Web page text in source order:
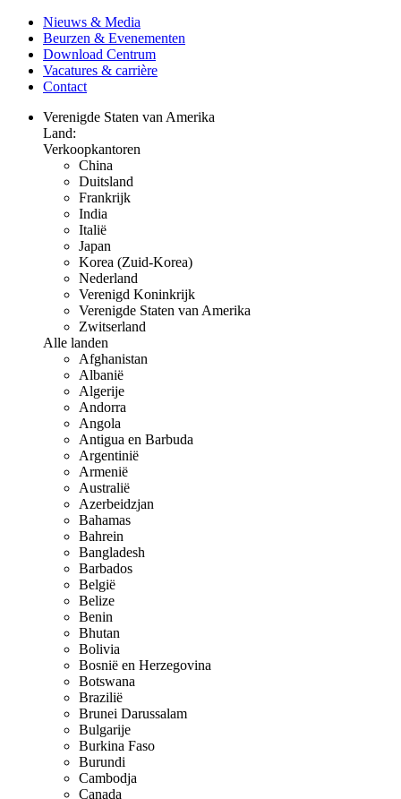
Nieuws & Media
Beurzen & Evenementen
Download Centrum
Vacatures & carrière
Contact
Verenigde Staten van Amerika
Land:
Verkoopkantoren
China
Duitsland
Frankrijk
India
Italië
Japan
Korea (Zuid-Korea)
Nederland
Verenigd Koninkrijk
Verenigde Staten van Amerika
Zwitserland
Alle landen
Afghanistan
Albanië
Algerije
Andorra
Angola
Antigua en Barbuda
Argentinië
Armenië
Australië
Azerbeidzjan
Bahamas
Bahrein
Bangladesh
Barbados
België
Belize
Benin
Bhutan
Bolivia
Bosnië en Herzegovina
Botswana
Brazilië
Brunei Darussalam
Bulgarije
Burkina Faso
Burundi
Cambodja
Canada